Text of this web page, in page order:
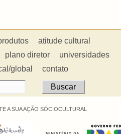
atitude cultural
plano diretor
universidades
global contato
A SUA AÇÃO SÓCIOCULTURAL